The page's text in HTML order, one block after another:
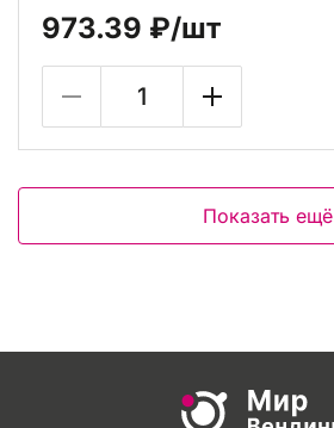
973.39 ₽/шт
Показать ещё